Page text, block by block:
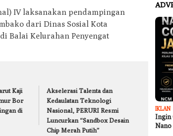
IV laksanakan pendampingan
dari Dinas Sosial Kota
Balai Kelurahan Penyengat
Kaji
Bor
di
Akselerasi Talenta dan
Kedaulatan Teknologi
Nasional, PERURI Resmi
Luncurkan “Sandbox Desain
Chip Merah Putih”
IKLAN
Ingin